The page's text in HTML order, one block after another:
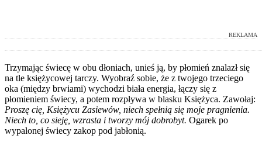
REKLAMA
Trzymając świecę w obu dłoniach, unieś ją, by płomień znalazł się
na tle księżycowej tarczy. Wyobraź sobie, że z twojego trzeciego
oka (między brwiami) wychodzi biała energia, łączy się z
płomieniem świecy, a potem rozpływa w blasku Księżyca. Zawołaj:
Proszę cię, Księżycu Zasiewów, niech spełnią się moje pragnienia.
Niech to, co sieję, wzrasta i tworzy mój dobrobyt. Ogarek po
wypalonej świecy zakop pod jabłonią.